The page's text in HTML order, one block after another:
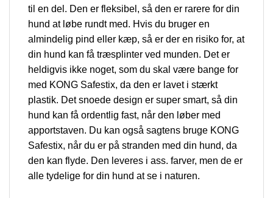
til en del. Den er fleksibel, så den er rarere for din
hund at løbe rundt med. Hvis du bruger en
almindelig pind eller kæp, så er der en risiko for, at
din hund kan få træsplinter ved munden. Det er
heldigvis ikke noget, som du skal være bange for
med KONG Safestix, da den er lavet i stærkt
plastik. Det snoede design er super smart, så din
hund kan få ordentlig fast, når den løber med
apportstaven. Du kan også sagtens bruge KONG
Safestix, når du er på stranden med din hund, da
den kan flyde. Den leveres i ass. farver, men de er
alle tydelige for din hund at se i naturen.